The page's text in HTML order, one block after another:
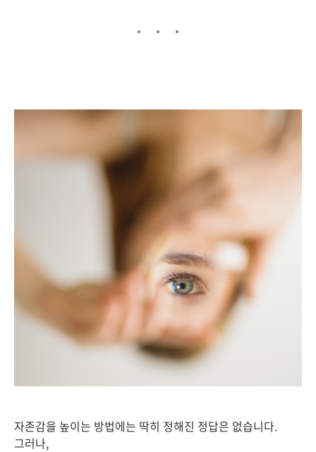
자존감을 높이는 방법에는 딱히 정해진 정답은 없습니다.
그러나,